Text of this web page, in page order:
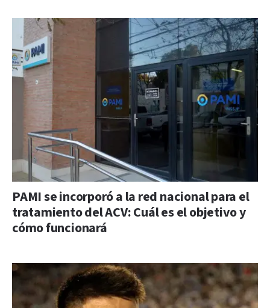
PAMI se incorporó a la red nacional para el
tratamiento del ACV: Cuál es el objetivo y
cómo funcionará